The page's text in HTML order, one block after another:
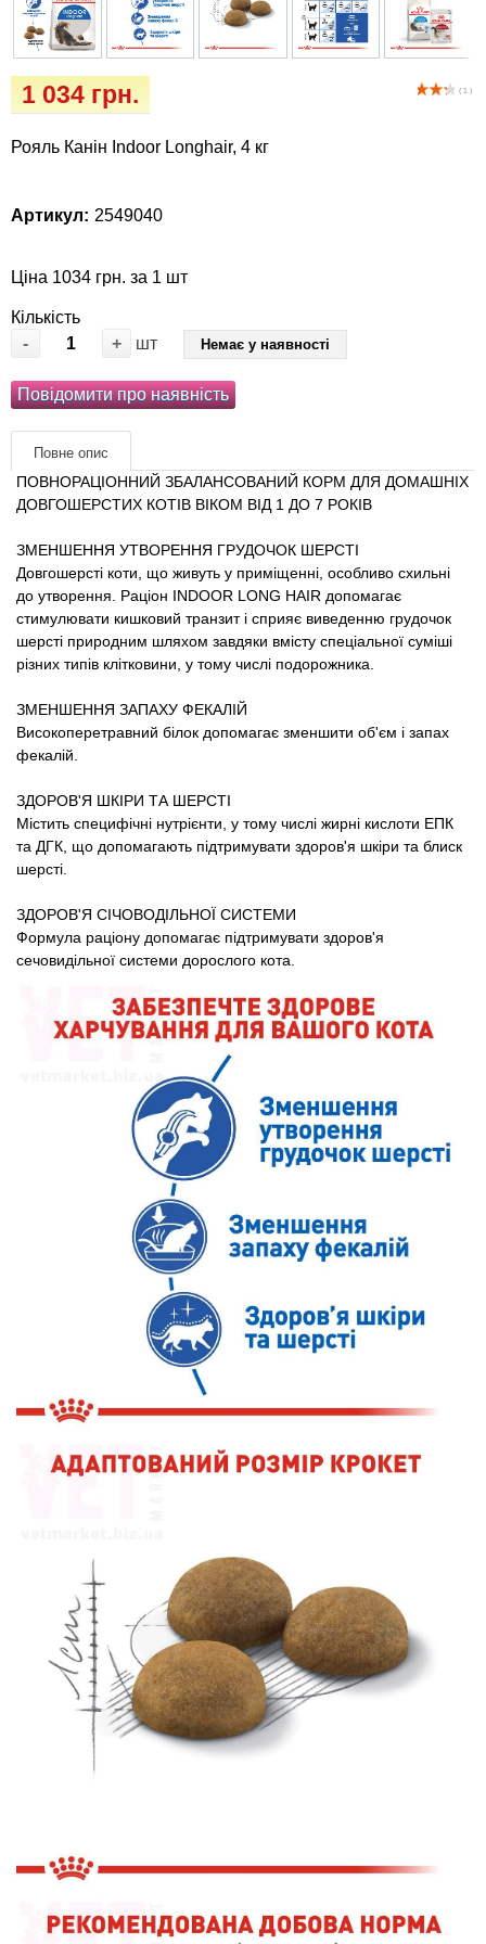
( 1 )
1 034 грн.
Рояль Канін Indoor Longhair, 4 кг
Артикул: 2549040
Ціна 1034 грн. за 1 шт
Кількість
-
+ шт Немає у наявності
Повідомити про наявність
Повне опис
ПОВНОРАЦІОННИЙ ЗБАЛАНСОВАНИЙ КОРМ ДЛЯ ДОМАШНІХ
ДОВГОШЕРСТИХ КОТІВ ВІКОМ ВІД 1 ДО 7 РОКІВ
ЗМЕНШЕННЯ УТВОРЕННЯ ГРУДОЧОК ШЕРСТІ
Довгошерсті коти, що живуть у приміщенні, особливо схильні
до утворення. Раціон INDOOR LONG HAIR допомагає
стимулювати кишковий транзит і сприяє виведенню грудочок
шерсті природним шляхом завдяки вмісту спеціальної суміші
різних типів клітковини, у тому числі подорожника.
ЗМЕНШЕННЯ ЗАПАХУ ФЕКАЛІЙ
Високоперетравний білок допомагає зменшити об'єм і запах
фекалій.
ЗДОРОВ'Я ШКІРИ ТА ШЕРСТІ
Містить специфічні нутрієнти, у тому числі жирні кислоти ЕПК
та ДГК, що допомагають підтримувати здоров'я шкіри та блиск
шерсті.
ЗДОРОВ'Я СІЧОВОДІЛЬНОЇ СИСТЕМИ
Формула раціону допомагає підтримувати здоров'я
сечовидільної системи дорослого кота.
Ласощі та корма
Vet Diet Canine Wet - ветеринарные диеты
для собак
Лежаки, будиночки, охолоджуючи
килимки
Післяопераційні засоби та витратні
матеріали
Товари для голубів
Товари для гризунів
Товари для коней
Товари для людей
Хозряд - господарчі товари оптом
Архів / Знято з виробництва